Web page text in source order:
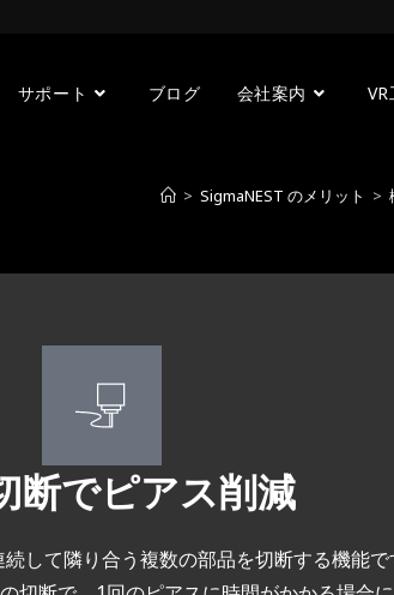
サポート ブログ 会社案内
> SigmaNEST のメリット >
断でピアス削減
して隣り合う複数の部品を切断する機能で